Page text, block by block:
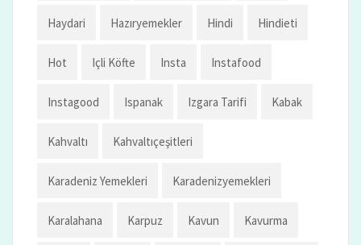
Haydari Hazıryemekler Hindi Hindieti
Hot Içli Köfte Insta Instafood
Instagood Ispanak Izgara Tarifi Kabak
Kahvaltı Kahvaltıçeşitleri
Karadeniz Yemekleri Karadenizyemekleri
Karalahana Karpuz Kavun Kavurma